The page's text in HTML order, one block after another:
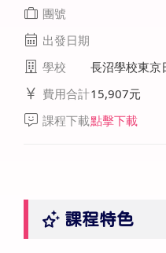
團號
出發日期
學校
長沼學校東京
費用合計15,907元
課程下載點擊下載
課程特色